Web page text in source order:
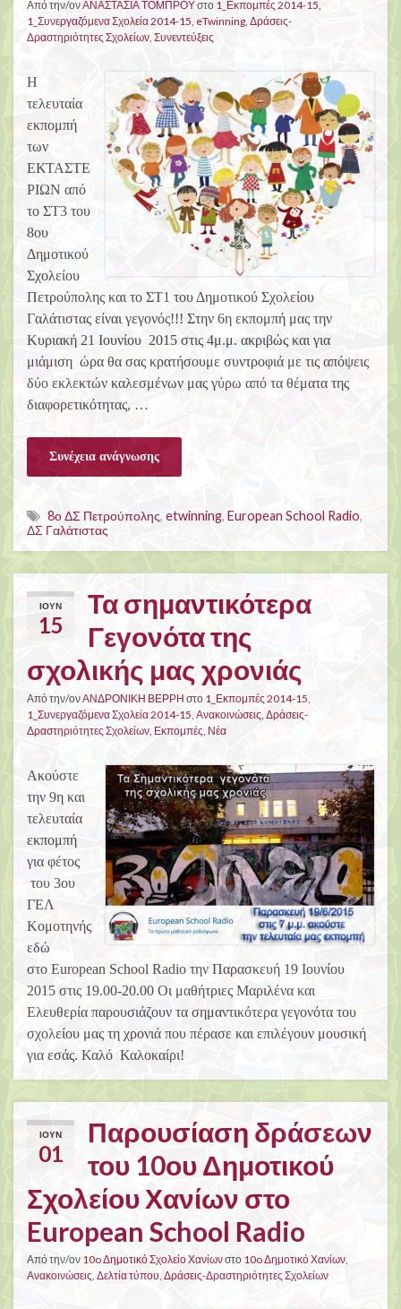
Από την/ονΑΝΑΣΤΑΣΙΑ ΤΟΜΠΡΟΥστο 1_Εκπομπές 2014-15,
1_Συνεργαζόμενα Σχολεία 2014-15, eTwinning, Δράσεις-
Δραστηριότητες Σχολείων, Συνεντεύξεις
Η
τελευταία
εκπομπή
των
ΕΚΤΑΣΤΕ
ΡΙΩΝ από
το ΣΤ3 του
8ου
Δημοτικού
Σχολείου
Πετρούπολης και το ΣΤ1 του Δημοτικού Σχολείου
Γαλάτιστας είναι γεγονός!!! Στην 6η εκπομπή μας την
Κυριακή 21 Ιουνίου 2015 στις 4μ.μ. ακριβώς και για
μιάμιση ώρα θα σας κρατήσουμε συντροφιά με τις απόψεις
δύο εκλεκτών καλεσμένων μας γύρω από τα θέματα της
διαφορετικότητας, …
Συνέχεια ανάγνωσης
8ο ΔΣ Πετρούπολης, etwinning, European School Radio,
ΔΣ Γαλάτιστας
ΙΟΎΝ
15
Τα σημαντικότερα
Γεγονότα της
σχολικής μας χρονιάς
Από την/ονΑΝΔΡΟΝΙΚΗ ΒΕΡΡΗ στο 1_Εκπομπές 2014-15,
1_Συνεργαζόμενα Σχολεία 2014-15, Ανακοινώσεις, Δράσεις-
Δραστηριότητες Σχολείων, Εκπομπές, Νέα
Ακούστε
την 9η και
τελευταία
εκπομπή
για φέτος
του 3ου
ΓΕΛ
Κομοτηνής
εδώ
στο European School Radio την Παρασκευή 19 Ιουνίου
2015 στις 19.00-20.00 Οι μαθήτριες Μαριλένα και
Ελευθερία παρουσιάζουν τα σημαντικότερα γεγονότα του
σχολείου μας τη χρονιά που πέρασε και επιλέγουν μουσική
για εσάς. Καλό Καλοκαίρι!
ΙΟΎΝ
01
Παρουσίαση δράσεων
του 10ου Δημοτικού
Σχολείου Χανίων στο
European School Radio
Από την/ον 10o Δημοτικό Σχολείο Χανίωνστο 10o Δημοτικό Χανίων,
Ανακοινώσεις, Δελτία τύπου, Δράσεις-Δραστηριότητες Σχολείων